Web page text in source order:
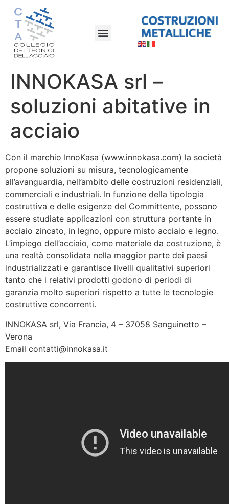
INNOKASA srl –
soluzioni abitative in
acciaio
Con il marchio InnoKasa (www.innokasa.com) la società
propone soluzioni su misura, tecnologicamente
all’avanguardia, nell’ambito delle costruzioni residenziali,
commerciali e industriali. In funzione della tipologia
costruttiva e delle esigenze del Committente, possono
essere studiate applicazioni con struttura portante in
acciaio zincato, in legno, oppure misto acciaio e legno.
L’impiego dell’acciaio, come materiale da costruzione, è
una realtà consolidata nella maggior parte dei paesi
industrializzati e garantisce livelli qualitativi superiori
tanto che i relativi prodotti godono di periodi di
garanzia molto superiori rispetto a tutte le tecnologie
costruttive concorrenti.
INNOKASA srl, Via Francia, 4 – 37058 Sanguinetto –
Verona
Email contatti@innokasa.it